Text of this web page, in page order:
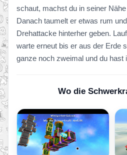
schaut, machst du in seiner
Danach taumelt er etwas rum
Drehattacke hinterher geben.
warte erneut bis er aus der Erde
ganze noch zweimal und du hast
Wo die